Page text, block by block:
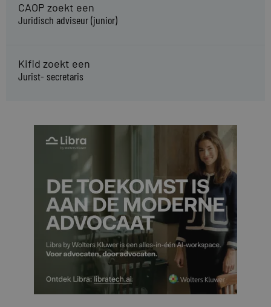
CAOP zoekt een
Juridisch adviseur (junior)
Kifid zoekt een
Jurist- secretaris